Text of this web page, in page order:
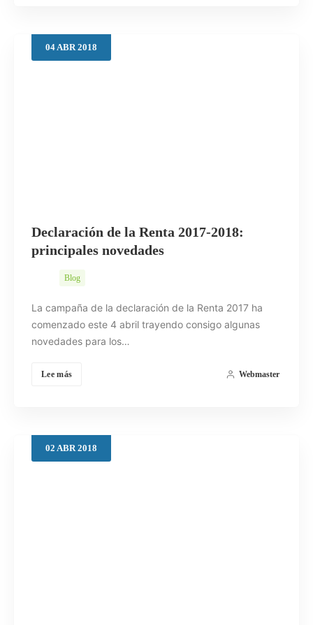
04 ABR 2018
Declaración de la Renta 2017-2018:
principales novedades
Blog
La campaña de la declaración de la Renta 2017 ha
comenzado este 4 abril trayendo consigo algunas
novedades para los…
Lee más Webmaster
02 ABR 2018